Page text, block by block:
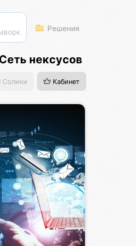
Решения
нексусов
Солики Кабинет